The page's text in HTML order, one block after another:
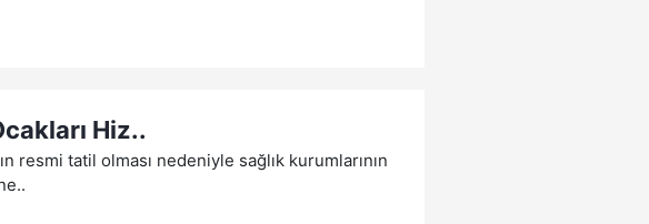
Hiz..
resmi tatil olması nedeniyle sağlık kurumlarının